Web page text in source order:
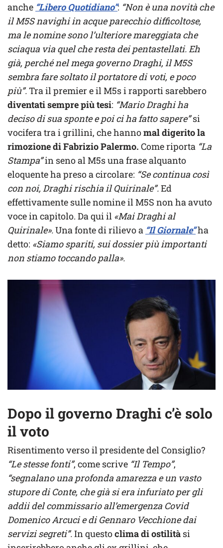
anche “Libero Quotidiano”: “Non è una novità che
il M5S navighi in acque parecchio difficoltose,
ma le nomine sono l’ulteriore mareggiata che
sciaqua via quel che resta dei pentastellati. Eh
già, perché nel mega governo Draghi, il M5S
sembra fare soltato il portatore di voti, e poco
più”.Tra il premier e il M5s i rapporti sarebbero
diventati sempre più tesi: “Mario Draghi ha
deciso di sua sponte e poi ci ha fatto sapere”si
vocifera tra i grillini, che hannomal digerito la
rimozione di Fabrizio Palermo. Come riporta “La
Stampa”in seno al M5s una frase alquanto
eloquente ha preso a circolare: “Se continua così
con noi, Draghi rischia il Quirinale”.Ed
effettivamente sulle nomine il M5S non ha avuto
voce in capitolo. Da qui il «Mai Draghi al
Quirinale».Una fonte di rilievo a “Il Giornale”ha
detto: «Siamo spariti, sui dossier più importanti
non stiamo toccando palla».
Dopo il governo Draghi c’è solo
il voto
Risentimento verso il presidente del Consiglio?
“Le stesse fonti”, come scrive “Il Tempo”,
“segnalano una profonda amarezza e un vasto
stupore di Conte, che già si era infuriato per gli
addii del commissario all’emergenza Covid
Domenico Arcuci e di Gennaro Vecchione dai
servizi segreti”.In questoclima di ostilità si